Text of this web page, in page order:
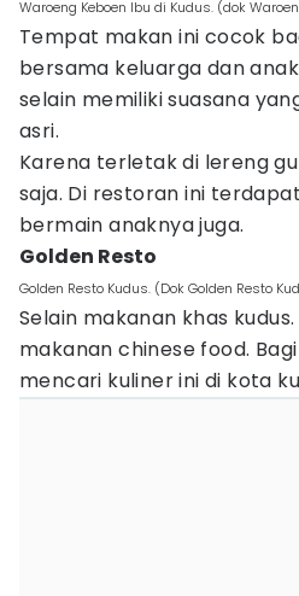
Waroeng Keboen Ibu di Kudus. (dok
Tempat makan ini cocok
bersama keluarga dan
selain memiliki suasana
asri.
Karena terletak di lereng
saja. Di restoran ini
bermain anaknya juga.
Golden Resto
Golden Resto Kudus. (Dok Golden Resto
Selain makanan khas
makanan chinese food.
mencari kuliner ini di kota